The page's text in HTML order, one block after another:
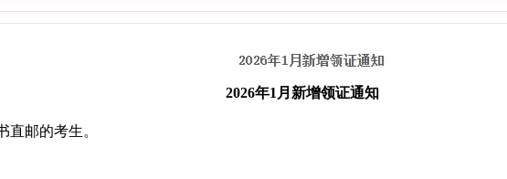
2026年1月新增领证通知
邮的考生。